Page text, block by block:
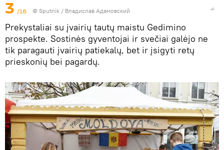
3 /18 © Sputnik / Владислав Адамовский
Prekystaliai su įvairių tautų maistu Gedimino
prospekte. Sostinės gyventojai ir svečiai galėjo ne
tik paragauti įvairių patiekalų, bet ir įsigyti retų
prieskonių bei pagardų.